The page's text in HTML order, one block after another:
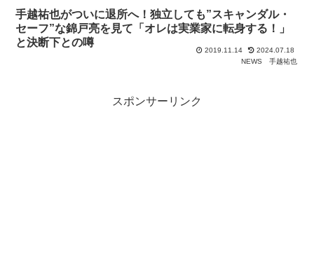
手越祐也がついに退所へ！独立しても”スキャンダル・
セーフ”な錦戸亮を見て「オレは実業家に転身する！」
と決断下との噂
2019.11.14
2024.07.18
NEWS
手越祐也
スポンサーリンク